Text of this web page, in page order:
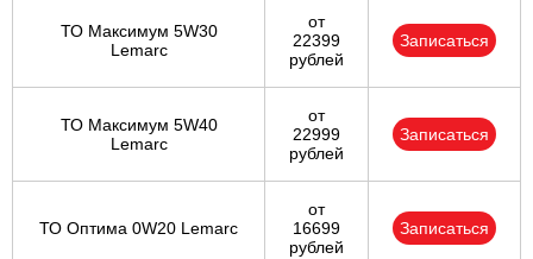
ТО Максимум 5W30
Lemarc
от
22399
рублей
Записаться
ТО Максимум 5W40
Lemarc
от
22999
рублей
Записаться
ТО Оптима 0W20 Lemarc
от
16699
рублей
Записаться